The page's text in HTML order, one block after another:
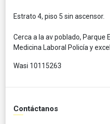
Estrato 4, piso 5 sin ascensor.
Cerca a la av poblado, Parque
Medicina Laboral Policía y
Wasi 10115263
Contáctanos